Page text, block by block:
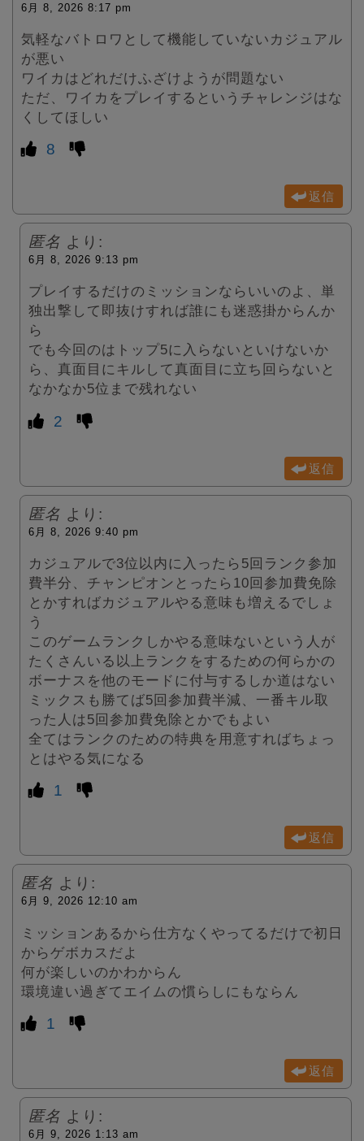
6月 8, 2026 8:17 pm
気軽なバトロワとして機能していないカジュアル
が悪い
ワイカはどれだけふざけようが問題ない
ただ、ワイカをプレイするというチャレンジはな
くしてほしい
8
返信
匿名 より:
6月 8, 2026 9:13 pm
プレイするだけのミッションならいいのよ、単
独出撃して即抜けすれば誰にも迷惑掛からんか
ら
でも今回のはトップ5に入らないといけないか
ら、真面目にキルして真面目に立ち回らないと
なかなか5位まで残れない
2
返信
匿名 より:
6月 8, 2026 9:40 pm
カジュアルで3位以内に入ったら5回ランク参加
費半分、チャンピオンとったら10回参加費免除
とかすればカジュアルやる意味も増えるでしょ
う
このゲームランクしかやる意味ないという人が
たくさんいる以上ランクをするための何らかの
ボーナスを他のモードに付与するしか道はない
ミックスも勝てば5回参加費半減、一番キル取
った人は5回参加費免除とかでもよい
全てはランクのための特典を用意すればちょっ
とはやる気になる
1
返信
匿名 より:
6月 9, 2026 12:10 am
ミッションあるから仕方なくやってるだけで初日
からゲボカスだよ
何が楽しいのかわからん
環境違い過ぎてエイムの慣らしにもならん
1
返信
匿名 より:
6月 9, 2026 1:13 am